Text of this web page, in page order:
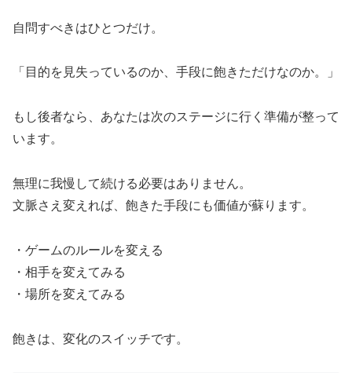
自問すべきはひとつだけ。
「目的を見失っているのか、手段に飽きただけなのか。」
もし後者なら、あなたは次のステージに行く準備が整って
います。
無理に我慢して続ける必要はありません。
文脈さえ変えれば、飽きた手段にも価値が蘇ります。
・ゲームのルールを変える
・相手を変えてみる
・場所を変えてみる
飽きは、変化のスイッチです。